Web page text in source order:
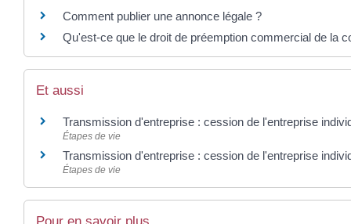
Comment publier une annonce légale ?
Qu'est-ce que le droit de préemption commercial de la
Et aussi
Transmission d'entreprise : cession de l'entreprise
Étapes de vie
Transmission d'entreprise : cession de l'entreprise
Étapes de vie